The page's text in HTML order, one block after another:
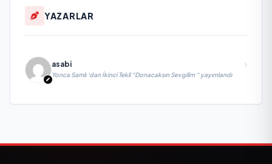
YAZARLAR
asabi
Yonca Samlı ‘dan İkinci Tekli “Donacaksın Sevgilim “ yayımlandı